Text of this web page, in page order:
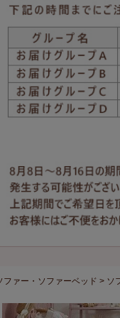
ファー・ソファーベッド ソ